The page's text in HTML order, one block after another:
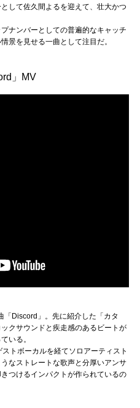
して佐久間よるを迎えて、壮大かつ
ナンバーとしての普遍的なキャッチ
景を見せる一曲として注目だ。
」MV
「Discord」。先に紹介した「カタ
クサウンドと疾走感のあるビートが
いる。
トボーカルを経てソロアーティスト
なストレートな歌声と分厚いアンサ
つけるインパクトが作られているの